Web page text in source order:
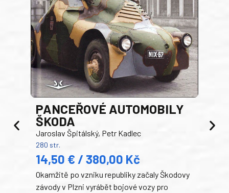
PANCEŘOVÉ AUTOMOBILY
ŠKODA
Jaroslav Špitálský, Petr Kadlec
280 str.
14,50 € / 380,00 Kč
Okamžitě po vzniku republiky začaly Škodovy
závody v Plzni vyrábět bojové vozy pro